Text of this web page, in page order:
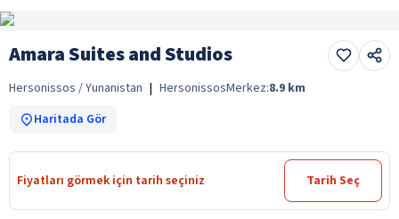
Amara Suites and Studios
Hersonissos / Yunanistan | HersonissosMerkez:8.9 km
Haritada Gör
Fiyatları görmek için tarih seçiniz Tarih Seç